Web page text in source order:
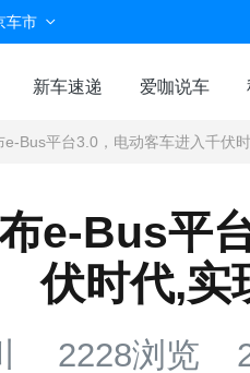
车市
新车速递 爱咖说车
e-Bus平台3.0，电动客车进入千伏
e-Bus平
伏时代,实
2228浏览